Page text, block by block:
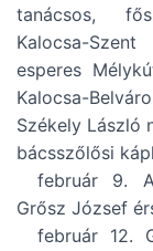
tanácsos,
Kalocsa-
esperes
Kalocsa-
Székely László
bácsszőlősi
február 9.
Grősz József
február 12.